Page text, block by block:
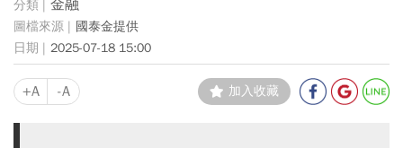
金融
國泰金提供
2025-07-18 15:00
+A -A 加入收藏